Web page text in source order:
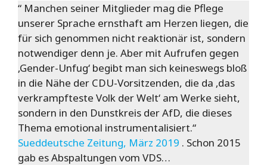
“ Manchen seiner Mitglieder mag die Pflege
unserer Sprache ernsthaft am Herzen liegen, die
für sich genommen nicht reaktionär ist, sondern
notwendiger denn je. Aber mit Aufrufen gegen
‚Gender-Unfug‘ begibt man sich keineswegs bloß
in die Nähe der CDU-Vorsitzenden, die da ‚das
verkrampfteste Volk der Welt‘ am Werke sieht,
sondern in den Dunstkreis der AfD, die dieses
Thema emotional instrumentalisiert.“
Sueddeutsche Zeitung, März 2019 . Schon 2015
gab es Abspaltungen vom VDS…